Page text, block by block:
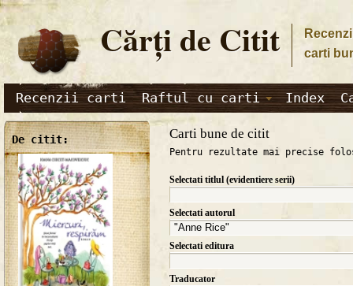
Cărţi de Citit
carti
Recenzii carti Raftul cu carti Index
De citit: Carti bune de citit
Pentru rezultate mai precise
Selectati titlul (evidentiere serii)
Selectati autorul
Selectati editura
Traducator